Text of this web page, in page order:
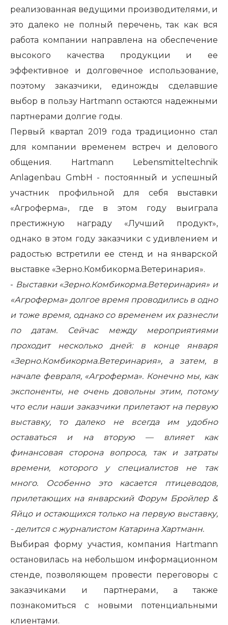
реализованная ведущими производителями, и
это далеко не полный перечень, так как вся
работа компании направлена на обеспечение
высокого качества продукции и ее
эффективное и долговечное использование,
поэтому заказчики, единожды сделавшие
выбор в пользу Hartmann остаются надежными
партнерами долгие годы.
Первый квартал 2019 года традиционно стал
для компании временем встреч и делового
общения. Hartmann Lebensmitteltechnik
Anlagenbau GmbH - постоянный и успешный
участник профильной для себя выставки
«Агроферма», где в этом году выиграла
престижную награду «Лучший продукт»,
однако в этом году заказчики с удивлением и
радостью встретили ее стенд и на январской
выставке «Зерно.Комбикорма.Ветеринария».
- Выставки «Зерно.Комбикорма.Ветеринария» и
«Агроферма» долгое время проводились в одно
и тоже время, однако со временем их разнесли
по датам. Сейчас между мероприятиями
проходит несколько дней: в конце января
«Зерно.Комбикорма.Ветеринария», а затем, в
начале февраля, «Агроферма». Конечно мы, как
экспоненты, не очень довольны этим, потому
что если наши заказчики прилетают на первую
выставку, то далеко не всегда им удобно
оставаться и на вторую — влияет как
финансовая сторона вопроса, так и затраты
времени, которого у специалистов не так
много. Особенно это касается птицеводов,
прилетающих на январский Форум Бройлер &
Яйцо и остающихся только на первую выставку,
- делится с журналистом Катарина Хартманн.
Выбирая форму участия, компания Hartmann
остановилась на небольшом информационном
стенде, позволяющем провести переговоры с
заказчиками и партнерами, а также
познакомиться с новыми потенциальными
клиентами.